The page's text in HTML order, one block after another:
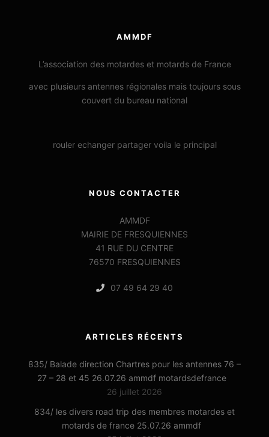
AMMDF
L’association des motardes et motards de France
avec plusieurs antennes régionales mais toujours sous
couvert du bureau national
rouler echanger partager voila le principal
NOUS CONTACTER
AMMDF
MAIRIE DE FRESQUIENNES
41 RUE DU CENTRE
76570 FRESQUIENNES
07 49 64 29 40
ARTICLES RÉCENTS
835/ Balade direction Chartres pour les antennes 76 –
27 – 28 et 45 26.07.26 ammdf motardsdefrance
26 juillet 2026
834/ les divers road trip des membres motardes et
motards de france 25.07.26 ammdf